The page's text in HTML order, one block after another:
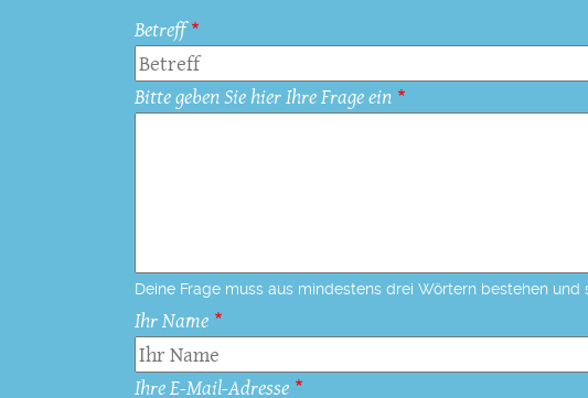
Betreff
Bitte geben Sie hier Ihre Frage ein
Deine Frage muss aus mindestens drei Wörtern bestehen
Ihr Name
Ihre E-Mail-Adresse